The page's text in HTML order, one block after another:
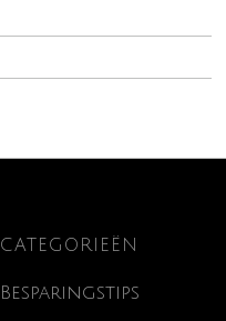
CATEGORIEËN
Besparingstips